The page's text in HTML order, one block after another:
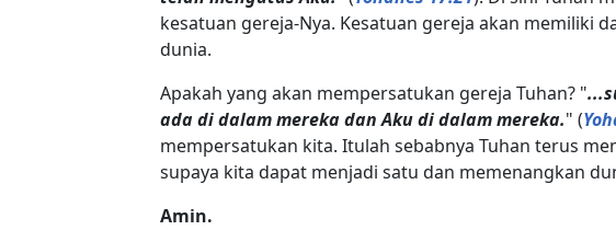
kesatuan gereja-Nya. Kesatuan gereja akan memiliki
dunia.
Apakah yang akan mempersatukan gereja Tuhan? "
ada di dalam mereka dan Aku di dalam mereka." (
mempersatukan kita. Itulah sebabnya Tuhan terus
supaya kita dapat menjadi satu dan memenangkan
Amin.